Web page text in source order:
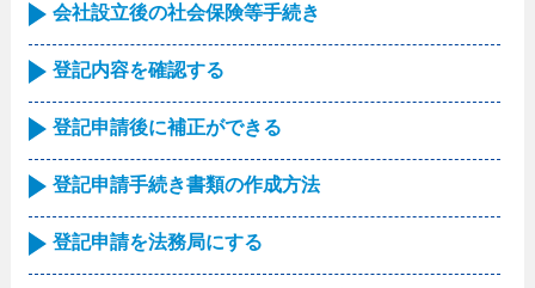
会社設立後の社会保険等手続き
登記内容を確認する
登記申請後に補正ができる
登記申請手続き書類の作成方法
登記申請を法務局にする